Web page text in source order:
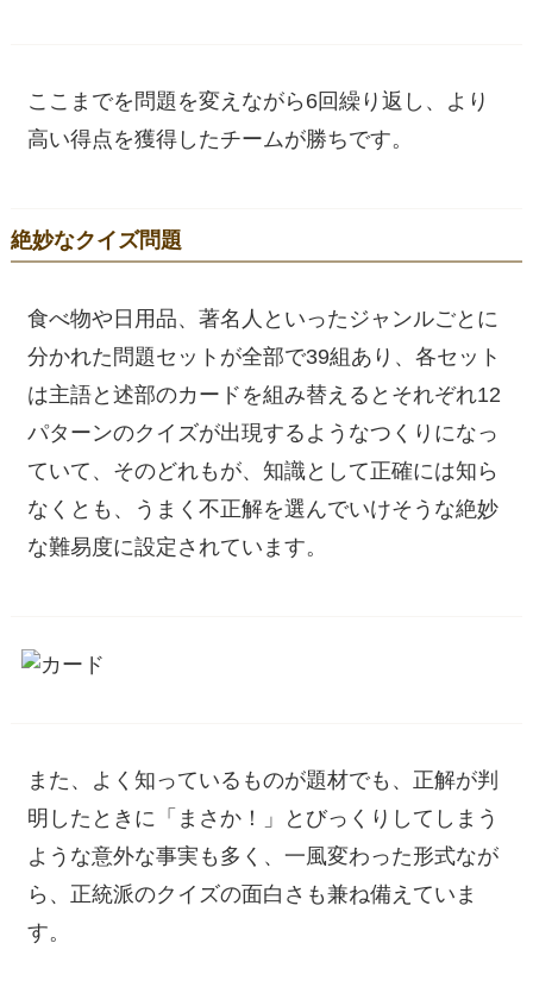
ここまでを問題を変えながら6回繰り返し、より
高い得点を獲得したチームが勝ちです。
絶妙なクイズ問題
食べ物や日用品、著名人といったジャンルごとに
分かれた問題セットが全部で39組あり、各セット
は主語と述部のカードを組み替えるとそれぞれ12
パターンのクイズが出現するようなつくりになっ
ていて、そのどれもが、知識として正確には知ら
なくとも、うまく不正解を選んでいけそうな絶妙
な難易度に設定されています。
また、よく知っているものが題材でも、正解が判
明したときに「まさか！」とびっくりしてしまう
ような意外な事実も多く、一風変わった形式なが
ら、正統派のクイズの面白さも兼ね備えていま
す。